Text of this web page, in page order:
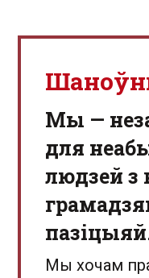
Мы —
для
людзей з
Мы хочам